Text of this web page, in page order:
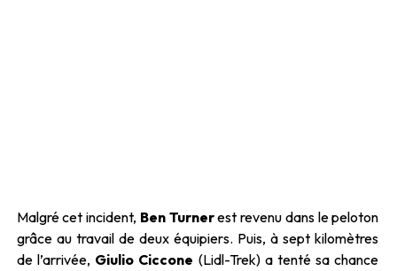
Malgré cet incident, Ben Turnerest revenu dans le peloton
grâce au travail de deux équipiers. Puis, à sept kilomètres
de l’arrivée, Giulio Ciccone (Lidl-Trek) a tenté sa chance